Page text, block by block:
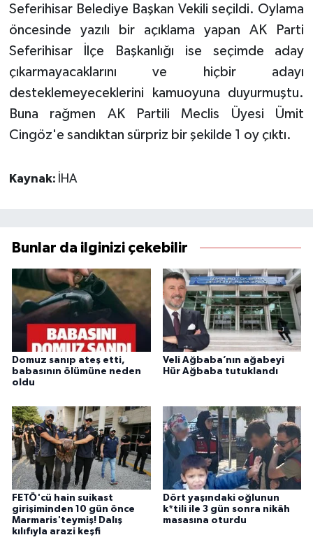
Seferihisar Belediye Başkan Vekili seçildi. Oylama
öncesinde yazılı bir açıklama yapan AK Parti
Seferihisar İlçe Başkanlığı ise seçimde aday
çıkarmayacaklarını ve hiçbir adayı
desteklemeyeceklerini kamuoyuna duyurmuştu.
Buna rağmen AK Partili Meclis Üyesi Ümit
Cingöz'e sandıktan sürpriz bir şekilde 1 oy çıktı.
Kaynak: İHA
Bunlar da ilginizi çekebilir
Domuz sanıp ateş etti,
babasının ölümüne neden
oldu
Veli Ağbaba’nın ağabeyi
Hür Ağbaba tutuklandı
FETÖ'cü hain suikast
girişiminden 10 gün önce
Marmaris'teymiş! Dalış
kılıfıyla arazi keşfi
Dört yaşındaki oğlunun
k*tili ile 3 gün sonra nikâh
masasına oturdu